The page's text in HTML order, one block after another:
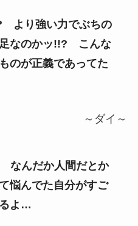
より強い力でぶちの
なのかッ!!? こんな
が正義であってた
～ダイ～
なんだか人間だとか
悩んでた自分がすご
よ…